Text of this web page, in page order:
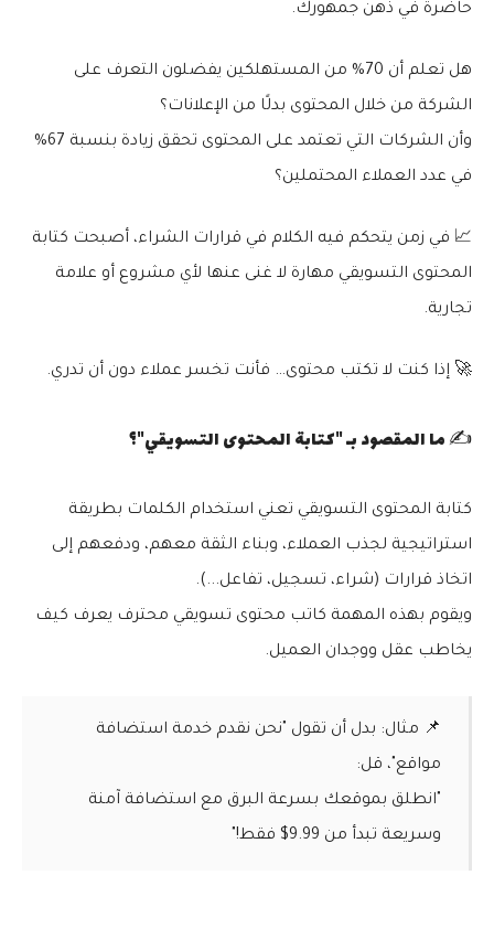
حاضرة في ذهن جمهورك.
هل تعلم أن 70% من المستهلكين يفضلون التعرف على
الشركة من خلال المحتوى بدلًا من الإعلانات؟
وأن الشركات التي تعتمد على المحتوى تحقق
زيادة بنسبة 67%
في عدد العملاء المحتملين؟
📈 في زمن يتحكم فيه الكلام في قرارات الشراء، أصبحت كتابة
المحتوى التسويقي مهارة لا غنى عنها لأي مشروع أو علامة
تجارية.
🚀 إذا كنت لا تكتب محتوى… فأنت تخسر عملاء دون أن تدري.
✍️ ما المقصود بـ "كتابة المحتوى التسويقي"؟
كتابة المحتوى التسويقي تعني استخدام الكلمات بطريقة
استراتيجية لجذب العملاء، وبناء الثقة معهم، ودفعهم إلى
اتخاذ قرارات (شراء، تسجيل، تفاعل...).
ويقوم بهذه المهمة كاتب محتوى تسويقي محترف يعرف كيف
يخاطب عقل ووجدان العميل.
📌 مثال: بدل أن تقول "نحن نقدم خدمة استضافة
مواقع"، قل:
"انطلق بموقعك بسرعة البرق مع استضافة آمنة
وسريعة تبدأ من 9.99$ فقط!"